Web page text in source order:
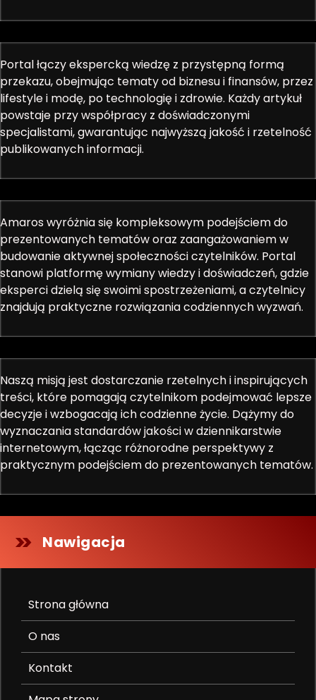
Portal łączy ekspercką wiedzę z przystępną formą
przekazu, obejmując tematy od biznesu i finansów, przez
lifestyle i modę, po technologię i zdrowie. Każdy artykuł
powstaje przy współpracy z doświadczonymi
specjalistami, gwarantując najwyższą jakość i rzetelność
publikowanych informacji.
Amaros wyróżnia się kompleksowym podejściem do
prezentowanych tematów oraz zaangażowaniem w
budowanie aktywnej społeczności czytelników. Portal
stanowi platformę wymiany wiedzy i doświadczeń, gdzie
eksperci dzielą się swoimi spostrzeżeniami, a czytelnicy
znajdują praktyczne rozwiązania codziennych wyzwań.
Naszą misją jest dostarczanie rzetelnych i inspirujących
treści, które pomagają czytelnikom podejmować lepsze
decyzje i wzbogacają ich codzienne życie. Dążymy do
wyznaczania standardów jakości w dziennikarstwie
internetowym, łącząc różnorodne perspektywy z
praktycznym podejściem do prezentowanych tematów.
Nawigacja
Strona główna
O nas
Kontakt